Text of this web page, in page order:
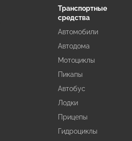
Транспортные
средства
Автомобили
Автодома
Мотоциклы
Пикапы
Автобус
Лодки
Прицепы
Гидроциклы